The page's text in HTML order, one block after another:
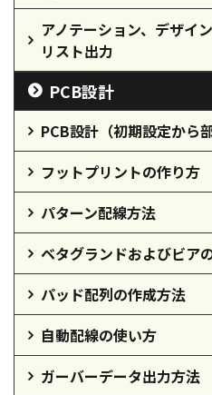
アノテーション、デザイ
リスト出力
PCB設計
PCB設計（初期設定から
フットプリントの作り方
パターン配線方法
ベタグランドおよびビア
パッド配列の作成方法
自動配線の使い方
ガーバーデータ出力方法